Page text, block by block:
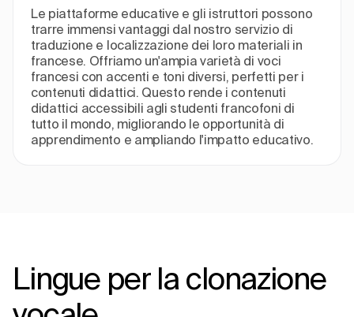
Le piattaforme educative e gli istruttori possono
trarre immensi vantaggi dal nostro servizio di
traduzione e localizzazione dei loro materiali in
francese. Offriamo un'ampia varietà di voci
francesi con accenti e toni diversi, perfetti per i
contenuti didattici. Questo rende i contenuti
didattici accessibili agli studenti francofoni di
tutto il mondo, migliorando le opportunità di
apprendimento e ampliando l'impatto educativo.
Lingue per la clonazione